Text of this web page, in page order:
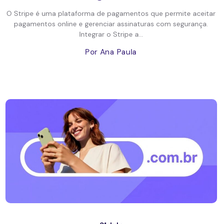
O Stripe é uma plataforma de pagamentos que permite aceitar
pagamentos online e gerenciar assinaturas com segurança.
Integrar o Stripe a...
Por Ana Paula